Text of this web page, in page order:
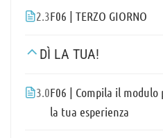
2.3F06 | TERZO GIORNO
DÌ LA TUA!
3.0F06 | Compila il
la tua esperienza